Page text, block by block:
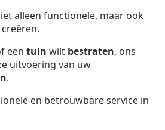
alleen functionele, maar ook
een tuin wilt bestraten, ons
uitvoering van uw
.
en betrouwbare service in